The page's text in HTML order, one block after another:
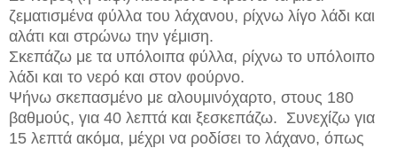
ζεματισμένα φύλλα του λάχανου, ρίχνω λίγο λάδι και
αλάτι και στρώνω την γέμιση.
Σκεπάζω με τα υπόλοιπα φύλλα, ρίχνω το υπόλοιπο
λάδι και το νερό και στον φούρνο.
Ψήνω σκεπασμένο με αλουμινόχαρτο, στους 180
βαθμούς, για 40 λεπτά και ξεσκεπάζω. Συνεχίζω για
15 λεπτά ακόμα, μέχρι να ροδίσει το λάχανο, όπως